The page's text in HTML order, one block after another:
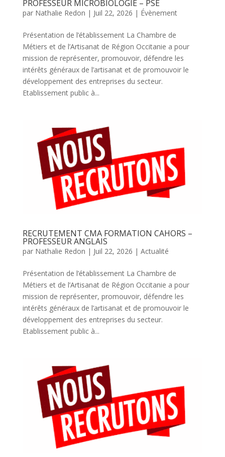
PROFESSEUR MICROBIOLOGIE – PSE
par Nathalie Redon | Juil 22, 2026 | Évènement
Présentation de l’établissement La Chambre de
Métiers et de l’Artisanat de Région Occitanie a pour
mission de représenter, promouvoir, défendre les
intérêts généraux de l’artisanat et de promouvoir le
développement des entreprises du secteur.
Etablissement public à...
RECRUTEMENT CMA FORMATION CAHORS –
PROFESSEUR ANGLAIS
par Nathalie Redon | Juil 22, 2026 | Actualité
Présentation de l’établissement La Chambre de
Métiers et de l’Artisanat de Région Occitanie a pour
mission de représenter, promouvoir, défendre les
intérêts généraux de l’artisanat et de promouvoir le
développement des entreprises du secteur.
Etablissement public à...